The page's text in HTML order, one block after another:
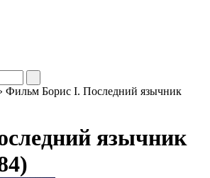
Фильм Борис I. Последний язычник
язычник